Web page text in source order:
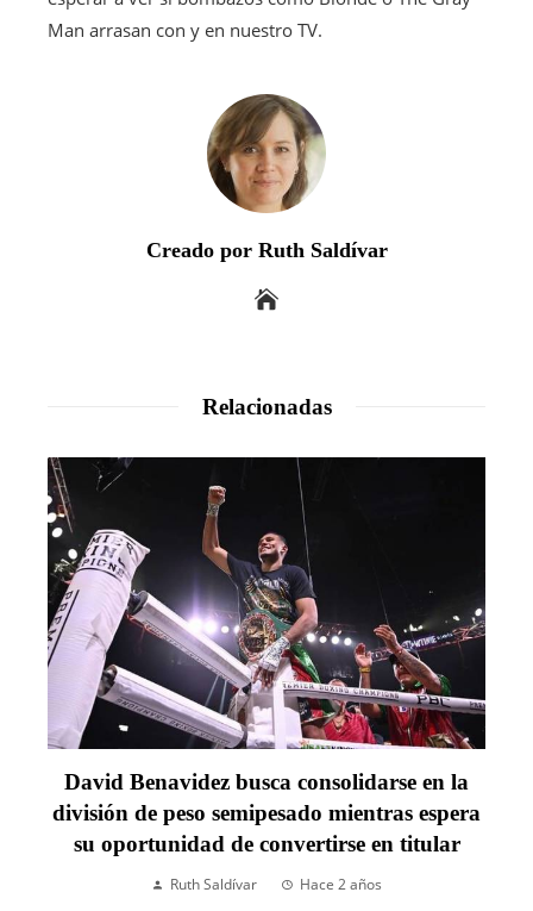
Man arrasan con y en nuestro TV.
Creado por Ruth Saldívar
Relacionadas
David Benavidez busca consolidarse en la
división de peso semipesado mientras espera
su oportunidad de convertirse en titular
Ruth Saldívar Hace 2 años